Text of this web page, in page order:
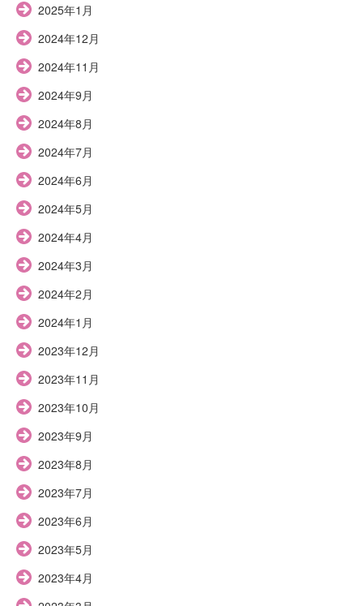
2025年1月
2024年12月
2024年11月
2024年9月
2024年8月
2024年7月
2024年6月
2024年5月
2024年4月
2024年3月
2024年2月
2024年1月
2023年12月
2023年11月
2023年10月
2023年9月
2023年8月
2023年7月
2023年6月
2023年5月
2023年4月